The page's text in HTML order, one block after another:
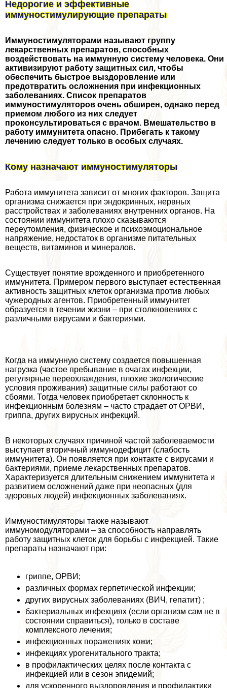
Недорогие и эффективные
иммуностимулирующие препараты
Иммуностимуляторами называют группу
лекарственных препаратов, способных
воздействовать на иммунную систему человека. Они
активизируют работу защитных сил, чтобы
обеспечить быстрое выздоровление или
предотвратить осложнения при инфекционных
заболеваниях. Список препаратов
иммуностимуляторов очень обширен, однако перед
приемом любого из них следует
проконсультироваться с врачом. Вмешательство в
работу иммунитета опасно. Прибегать к такому
лечению следует только в особых случаях.
Кому назначают иммуностимуляторы
Работа иммунитета зависит от многих факторов. Защита
организма снижается при эндокринных, нервных
расстройствах и заболеваниях внутренних органов. На
состоянии иммунитета плохо сказываются
переутомления, физическое и психоэмоциональное
напряжение, недостаток в организме питательных
веществ, витаминов и минералов.
Существует понятие врожденного и приобретенного
иммунитета. Примером первого выступает естественная
активность защитных клеток организма против любых
чужеродных агентов. Приобретенный иммунитет
образуется в течении жизни – при столкновениях с
различными вирусами и бактериями.
Когда на иммунную систему создается повышенная
нагрузка (частое пребывание в очагах инфекции,
регулярные переохлаждения, плохие экологические
условия проживания) защитные силы работают со
сбоями. Тогда человек приобретает склонность к
инфекционным болезням – часто страдает от ОРВИ,
гриппа, других вирусных инфекций.
В некоторых случаях причиной частой заболеваемости
выступает вторичный иммунодефицит (слабость
иммунитета). Он появляется при контакте с вирусами и
бактериями, приеме лекарственных препаратов.
Хаpaктеризуется длительным снижением иммунитета и
развитием осложнений даже при неопасных (для
здоровых людей) инфекционных заболеваниях.
Иммуностимуляторы также называют
иммуномодуляторами – за способность направлять
работу защитных клеток для борьбы с инфекцией. Такие
препараты назначают при:
гриппе, ОРВИ;
различных формах герпетической инфекции;
других вирусных заболеваниях (ВИЧ, гепатит) ;
бактериальных инфекциях (если организм сам не в
состоянии справиться), только в составе
комплексного лечения;
инфекционных поражениях кожи;
инфекциях урогeнитaльного тpaкта;
в профилактических целях после контакта с
инфекцией или в сезон эпидемий;
для ускоренного выздоровления и профилактики